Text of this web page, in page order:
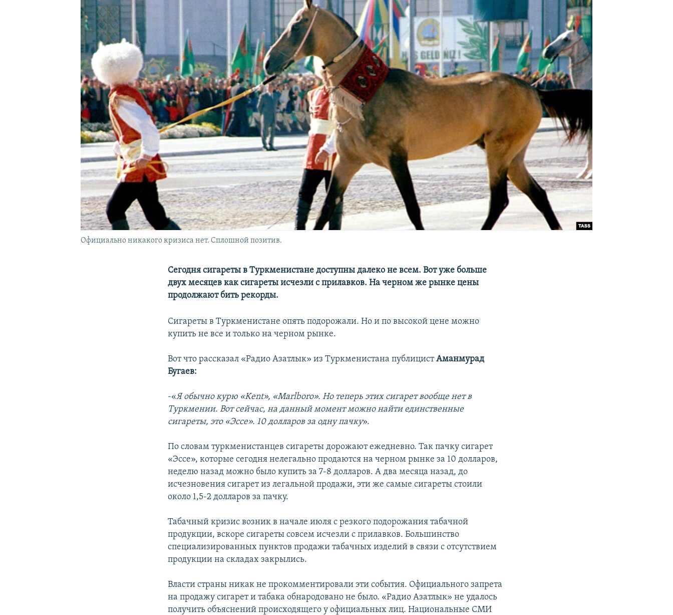
Официально никакого кризиса нет. Сплошной позитив.
Сегодня сигареты в Туркменистане доступны далеко не всем. Вот уже больше
двух месяцев как сигареты исчезли с прилавков. На черном же рынке цены
продолжают бить рекорды.
Сигареты в Туркменистане опять подорожали. Но и по высокой цене можно
купить не все и только на черном рынке.
Вот что рассказал «Радио Азатлык» из Туркменистана публицистАманмурад
Бугаев:
-«Я обычно курю «Kent», «Marlboro». Но теперь этих сигарет вообще нет в
Туркмении. Вот сейчас, на данный момент можно найти единственные
сигареты, это «Эссе». 10 долларов за одну пачку».
По словам туркменистанцев сигареты дорожают ежедневно. Так пачку сигарет
«Эссе», которые сегодня нелегально продаются на черном рынке за 10 долларов,
неделю назад можно было купить за 7-8 долларов. А два месяца назад, до
исчезновения сигарет из легальной продажи, эти же самые сигареты стоили
около 1,5-2 долларов за пачку.
Табачный кризис возник в начале июля с резкого подорожания табачной
продукции, вскоре сигареты совсем исчезли с прилавков. Большинство
специализированных пунктов продажи табачных изделий в связи с отсутствием
продукции на складах закрылись.
Власти страны никак не прокомментировали эти события. Официального запрета
на продажу сигарет и табака обнародовано не было. «Радио Азатлык» не удалось
получить объяснений происходящего у официальных лиц. Национальные СМИ